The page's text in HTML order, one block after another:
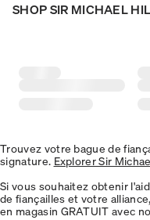
SHOP SIR MICHAEL
Trouvez votre bague de
signature. Explorer Sir
Si vous souhaitez obtenir
de fiançailles et votre
en magasin GRATUIT avec